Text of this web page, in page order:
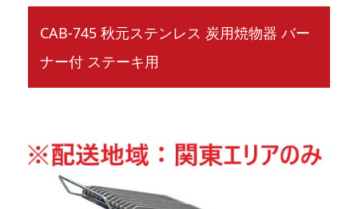
CAB-745 秋元ステンレス 炭用焼物器 バー
ナー付 ステーキ用